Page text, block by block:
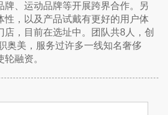
牌、运动品牌等开展跨界合作。另
性，以及产品试戴有更好的用户体
店，目前在选址中。团队共8人，创
奥美，服务过许多一线知名奢侈
融资。